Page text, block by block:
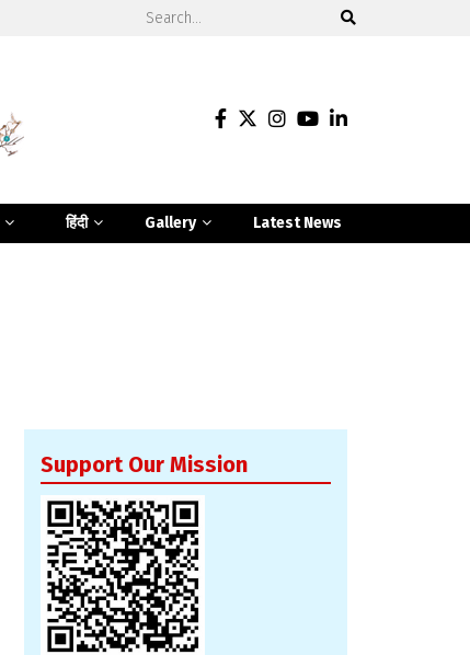
हिंदी Gallery Latest News
Support Our Mission